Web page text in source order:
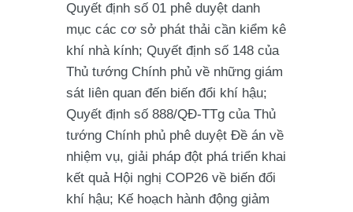
Quyết định số 01 phê duyệt danh
mục các cơ sở phát thải cần kiểm kê
khí nhà kính; Quyết định số 148 của
Thủ tướng Chính phủ về những giám
sát liên quan đến biến đổi khí hậu;
Quyết định số 888/QĐ-TTg của Thủ
tướng Chính phủ phê duyệt Đề án về
nhiệm vụ, giải pháp đột phá triển khai
kết quả Hội nghị COP26 về biến đổi
khí hậu; Kế hoạch hành động giảm